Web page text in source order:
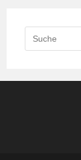
Search
this